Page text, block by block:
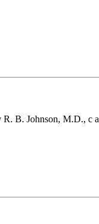
B. Johnson, M.D., c